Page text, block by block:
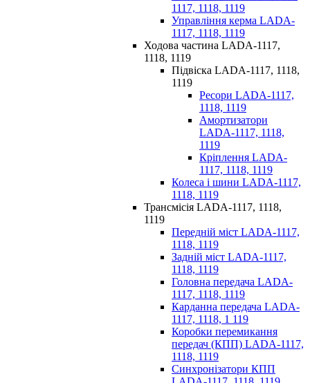
1117, 1118, 1119
Управління керма LADA-
1117, 1118, 1119
Ходова частина LADA-1117,
1118, 1119
Підвіска LADA-1117, 1118,
1119
Ресори LADA-1117,
1118, 1119
Амортизатори
LADA-1117, 1118,
1119
Кріплення LADA-
1117, 1118, 1119
Колеса і шини LADA-1117,
1118, 1119
Трансмісія LADA-1117, 1118,
1119
Передній міст LADA-1117,
1118, 1119
Задній міст LADA-1117,
1118, 1119
Головна передача LADA-
1117, 1118, 1119
Карданна передача LADA-
1117, 1118, 1 119
Коробки перемикання
передач (КПП) LADA-1117,
1118, 1119
Синхронізатори КПП